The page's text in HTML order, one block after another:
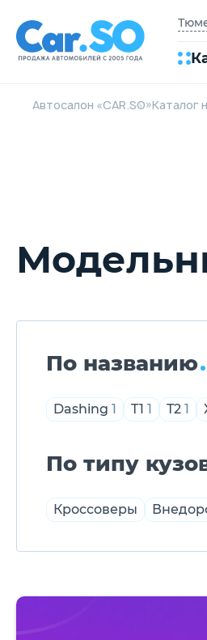
Автосалон «CAR.SO»Каталог
По названию
Dashing 1 T1 1 T2 1
По типу
Кроссоверы